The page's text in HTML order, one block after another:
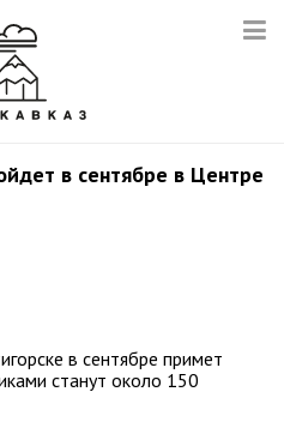
в сентябре в Центре
в сентябре примет
станут около 150